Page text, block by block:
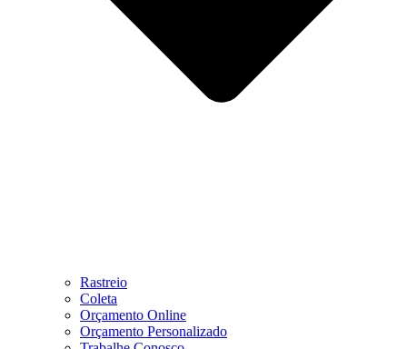
Rastreio
Coleta
Orçamento Online
Orçamento Personalizado